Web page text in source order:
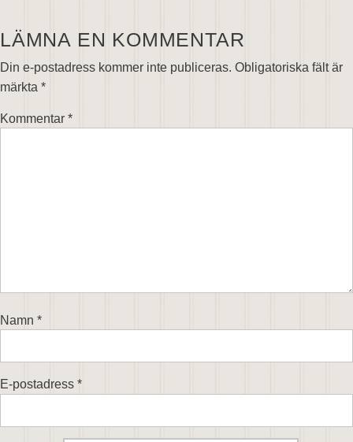
LÄMNA EN KOMMENTAR
Din e-postadress kommer inte publiceras. Obligatoriska fält är
märkta *
Kommentar *
Namn *
E-postadress *